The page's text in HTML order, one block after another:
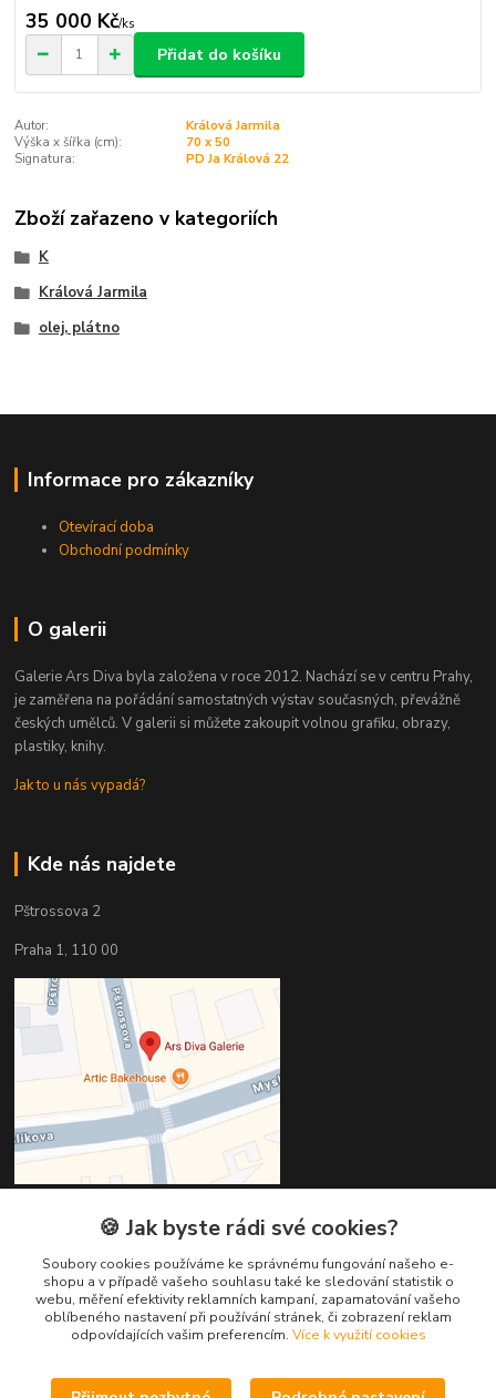
35 000 Kč/ks
Přidat do košíku
Autor:
Králová Jarmila
Výška x šířka (cm):
70 x 50
Signatura:
PD Ja Králová 22
Zboží zařazeno v kategoriích
K
Králová Jarmila
olej, plátno
Informace pro zákazníky
Otevírací doba
Obchodní podmínky
O galerii
Galerie Ars Diva byla založena v roce 2012. Nachází se v centru Prahy,
je zaměřena na pořádání samostatných výstav současných, převážně
českých umělců. V galerii si můžete zakoupit volnou grafiku, obrazy,
plastiky, knihy.
Jak to u nás vypadá?
Kde nás najdete
Pštrossova 2
Praha 1, 110 00
Věra Hédervári
+420 603 821 712
🍪 Jak byste rádi své cookies?
Soubory cookies používáme ke správnému fungování našeho e-
shopu a v případě vašeho souhlasu také ke sledování statistik o
webu, měření efektivity reklamních kampaní, zapamatování vašeho
oblíbeného nastavení při používání stránek, či zobrazení reklam
odpovídajících vašim preferencím. Více k využití cookies